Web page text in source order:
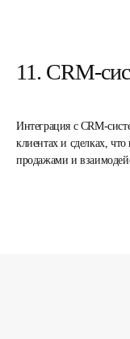
11. CRM-
Интеграция с CRM-
клиентах и сделках,
продажами и